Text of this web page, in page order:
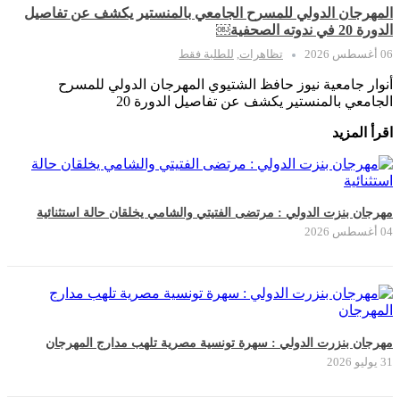
المهرجان الدولي للمسرح الجامعي بالمنستير يكشف عن تفاصيل
الدورة 20 في ندوته الصحفية￼
06 أغسطس 2026 تظاهرات للطلبة فقط
أنوار جامعية نيوز حافظ الشتيوي المهرجان الدولي للمسرح
الجامعي بالمنستير يكشف عن تفاصيل الدورة 20
اقرأ المزيد
مهرجان بنزت الدولي : مرتضى الفتيتي والشامي يخلقان حالة استثنائية
04 أغسطس 2026
مهرجان بنزرت الدولي : سهرة تونسية مصرية تلهب مدارج المهرجان
31 يوليو 2026